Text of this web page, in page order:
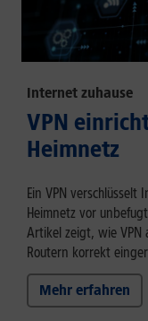
Internet zuhause
VPN
Heimnetz
Ein VPN
Heimnetz vor
Artikel zeigt, wie VPN
Routern korrekt
Mehr erfahren